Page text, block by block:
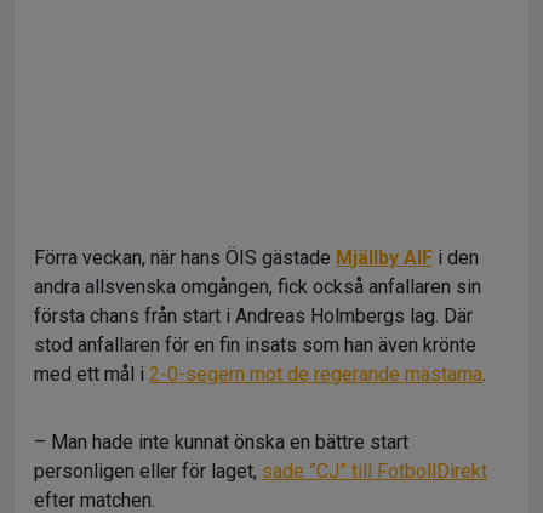
Förra veckan, när hans ÖIS gästade Mjällby AIF i den
andra allsvenska omgången, fick också anfallaren sin
första chans från start i Andreas Holmbergs lag. Där
stod anfallaren för en fin insats som han även krönte
med ett mål i 2-0-segern mot de regerande mästarna.
– Man hade inte kunnat önska en bättre start
personligen eller för laget, sade ”CJ” till FotbollDirekt
efter matchen.